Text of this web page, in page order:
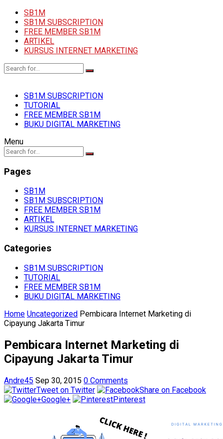
SB1M
SB1M SUBSCRIPTION
FREE MEMBER SB1M
ARTIKEL
KURSUS INTERNET MARKETING
SB1M SUBSCRIPTION
TUTORIAL
FREE MEMBER SB1M
BUKU DIGITAL MARKETING
Menu
Pages
SB1M
SB1M SUBSCRIPTION
FREE MEMBER SB1M
ARTIKEL
KURSUS INTERNET MARKETING
Categories
SB1M SUBSCRIPTION
TUTORIAL
FREE MEMBER SB1M
BUKU DIGITAL MARKETING
Home Uncategorized Pembicara Internet Marketing di
Cipayung Jakarta Timur
Pembicara Internet Marketing di
Cipayung Jakarta Timur
Andre45 Sep 30, 2015 0 Comments
Tweet on Twitter
Share on Facebook
Google+
Pinterest